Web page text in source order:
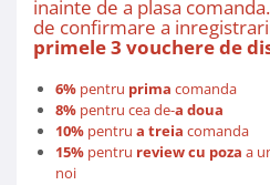
inainte de a plasa
de confirmare a
primele 3 vouchere de
6% pentru prima comanda
8% pentru cea de-a doua
10% pentru a treia comanda
15% pentru review cu poza a
noi